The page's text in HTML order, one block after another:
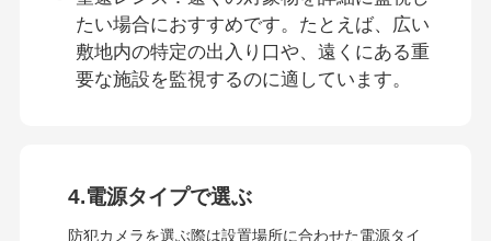
たい場合におすすめです。たとえば、広い
敷地内の特定の出入り口や、遠くにある重
要な施設を監視するのに適しています。
4.電源タイプで選ぶ
防犯カメラを選ぶ際は設置場所に合わせた電源タイ